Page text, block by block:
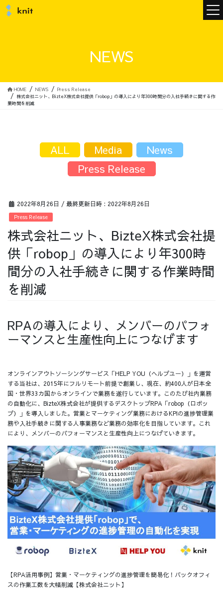
メンバー
サービス
採用情報
お問い合わせ
NEWS
HOME NEWS
Press Release
株式会社ニット、BizteX株式会社提供「robop」の導入により年300時間分の入社手続きに関する作
業時間を削減
2022年8月26日 / 最終更新日時 : 2022年8月26日
Press Release
株式会社ニット、BizteX株式会社提
供「robop」の導入により年300時
間分の入社手続きに関する作業時間
を削減
RPAの導入により、メンバーのパフォ
ーマンスと生産性向上につなげます
オンラインアウトソーシングサービス「HELP YOU（ヘルプユー）」を運営
する当社は、2015年にフルリモート前提で創業し、現在、約400人が日本全
国・世界33カ国からオンラインで業務を遂行しています。このたび社内業務
の自動化に、BizteX株式会社が提供するデスクトップRPA「robop（ロボッ
プ）」を導入しました。営業とマーケティング業務におけるKPIの進捗管理業
務や入社手続きに関する人事業務など業務の効率化を目指しています。これ
により、メンバーのパフォーマンスと生産性向上につなげていきます。
【RPA活用事例】営業・マーケティングの進捗管理を簡易化！バックオフィ
スの作業工数を大幅削減【株式会社ニット】
ALL Media
News
Press Release